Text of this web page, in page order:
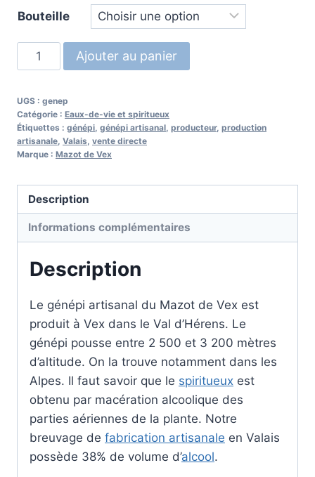
CHF 59.00
Bouteille
quantité
de
artisanal
Ajouter au panier
UGS : genep
Catégorie : Eaux-de-vie et spiritueux
Étiquettes : génépi génépi artisanal producteur, production
artisanale Valais vente directe
Marque : Mazot de Vex
Description
Informations complémentaires
Description
Le génépi artisanal du Mazot de Vex est
produit à Vex dans le Val d’Hérens. Le
génépi pousse entre 2 500 et 3 200 mètres
d’altitude. On la trouve notamment dans les
Alpes. Il faut savoir que le spiritueux est
obtenu par macération alcoolique des
parties aériennes de la plante. Notre
breuvage de fabrication artisanale en Valais
possède 38% de volume d’alcool.